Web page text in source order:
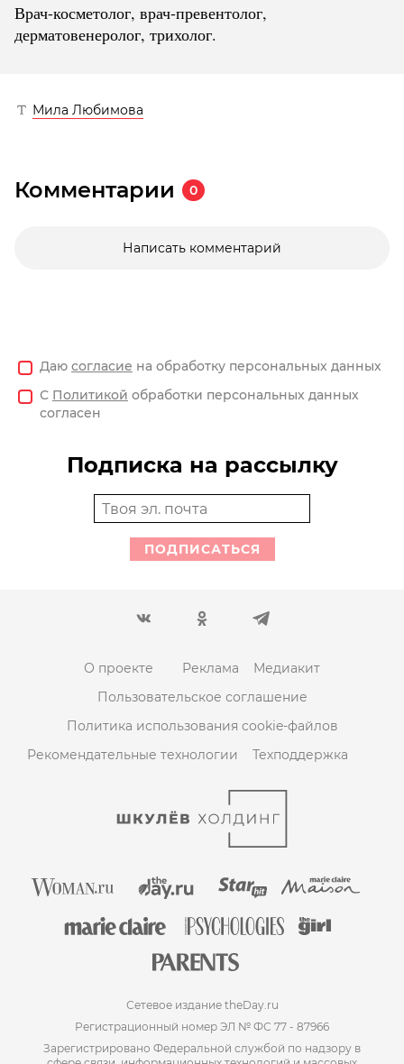
Врач-косметолог, ⁠⁠врач-превентолог,
дерматовенеролог, трихолог.
Мила Любимова
Комментарии 0
Написать комментарий
Даю согласие на обработку персональных данных
С Политикой обработки персональных данных
согласен
Подписка на рассылку
ПОДПИСАТЬСЯ
О проекте Реклама
Медиакит
Пользовательское соглашение
Политика использования cookie-файлов
Рекомендательные технологии
Техподдержка
Сетевое издание theDay.ru
Регистрационный номер ЭЛ № ФС 77 - 87966
Зарегистрировано Федеральной службой по надзору в